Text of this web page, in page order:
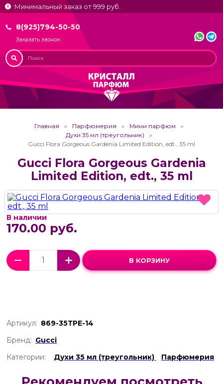
Минимальный заказ от 999 руб.
8(925)794-50-50
Заказать звонок
Главная Парфюмерия
Мини парфюм
Духи 35 мл (треугольник)
Gucci Flora Gorgeous Gardenia Limited Edition, edt., 35 ml
Gucci Flora Gorgeous Gardenia
Limited Edition, edt., 35 ml
В наличии
170.00 руб.
В КОРЗИНУ
Артикул: 869-35ТРЕ-14
Бренд: Gucci
Категории:
Духи 35 мл (треугольник) Парфюмерия